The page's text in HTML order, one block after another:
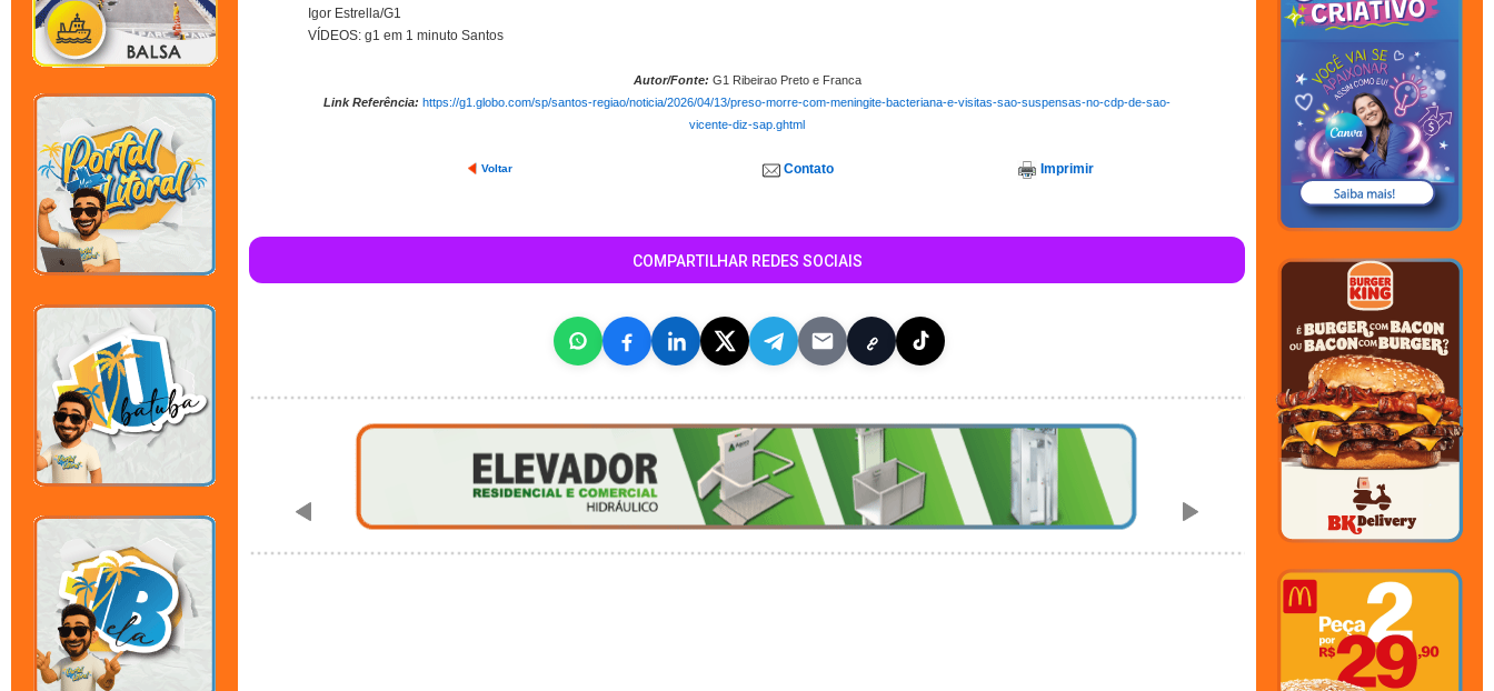
Igor Estrella/G1
VÍDEOS: g1 em 1 minuto Santos
Autor/Fonte: G1 Ribeirao Preto e Franca
Link Referência: https://g1.globo.com/sp/santos-regiao/noticia/2026/04/13/preso-morre-com-meningite-bacteriana-e-visitas-sao-suspensas-no-cdp-de-sao-
vicente-diz-sap.ghtml
Voltar Contato Imprimir
COMPARTILHAR REDES SOCIAIS